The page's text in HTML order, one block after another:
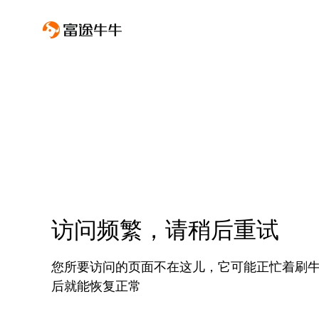
访问频繁，请稍后重试
您所要访问的页面不在这儿，它可能正忙着刷
后就能恢复正常